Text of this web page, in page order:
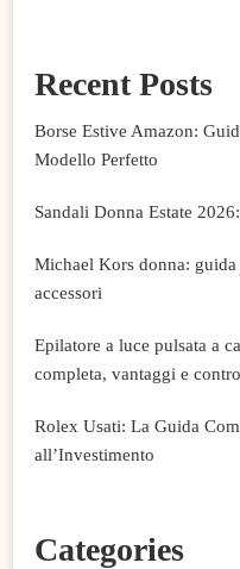
Recent Posts
Borse Estive Amazon:
Modello Perfetto
Sandali Donna Estate
Michael Kors donna:
accessori
Epilatore a luce pulsata a
completa, vantaggi e
Rolex Usati: La Guida
all’Investimento
Categories